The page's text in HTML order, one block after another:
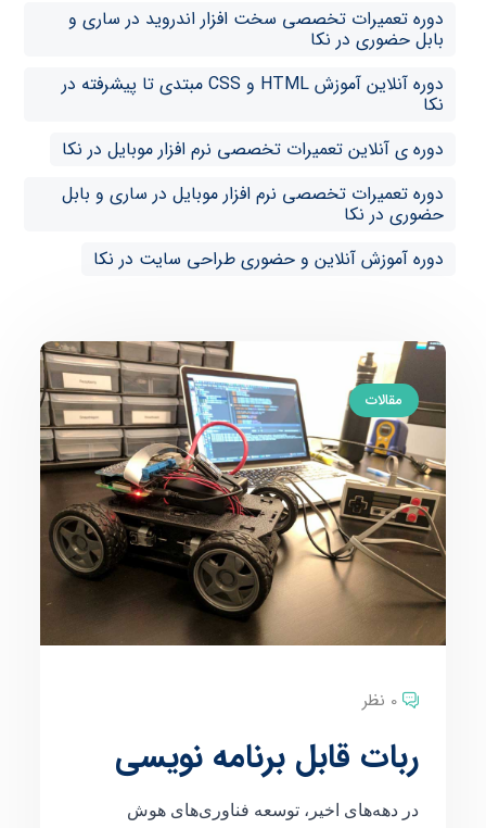
دوره تعمیرات تخصصی سخت افزار اندروید در ساری و
بابل حضوری در نکا
دوره آنلاین آموزش HTML و CSS مبتدی تا پیشرفته در
نکا
دوره ی آنلاین تعمیرات تخصصی نرم افزار موبایل در نکا
دوره تعمیرات تخصصی نرم افزار موبایل در ساری و بابل
حضوری در نکا
دوره آموزش آنلاین و حضوری طراحی سایت در نکا
مقالات
0 نظر
ربات قابل برنامه نویسی
در دهه‌های اخیر، توسعه فناوری‌های هوش